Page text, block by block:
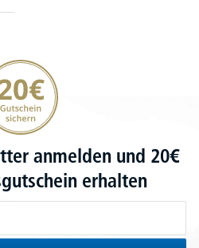
Gutschein sichern
anmelden und 20€
erhalten